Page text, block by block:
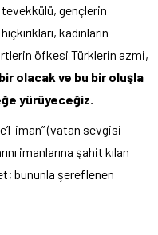
tevekkülü, gençlerin
kadınların
öfkesi Türklerin azmi,
bir olacak ve bu bir oluşla
yürüyeceğiz.
iman” (vatan sevgisi
imanlarına şahit kılan
bununla şereflenen